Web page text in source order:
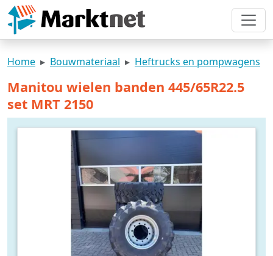
Home Bouwmateriaal Heftrucks en pompwagens
Manitou wielen banden 445/65R22.5
set MRT 2150